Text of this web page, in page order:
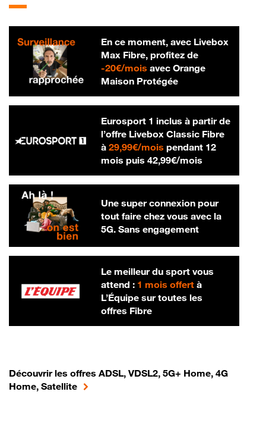
En ce moment, avec Livebox
Max Fibre, profitez de
-20€/mois20 € par mois
avec Orange
Maison Protégée
Eurosport 1 inclus à partir de
l’offre Livebox Classic Fibre
à 29,99€/mois29,99 € par mois
pendant 12
mois puis 42,99€/mois42,99 € par
Une super connexion pour
tout faire chez vous avec la
5G. Sans engagement
Le meilleur du sport vous
attend : 1 mois offertà
L’Équipe sur toutes les
offres Fibre
Découvrir les offres ADSL, VDSL2, 5G+ Home, 4G
Home, Satellite